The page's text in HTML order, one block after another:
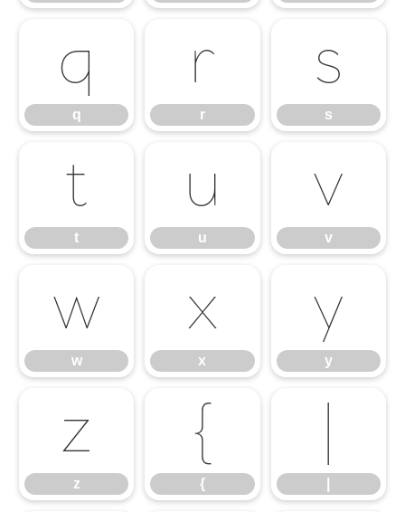
q
q
r
r
s
s
t
t
u
u
v
v
w
w
x
x
y
y
z
z
{
{